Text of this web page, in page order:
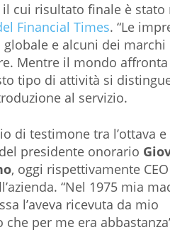
cui risultato finale è stato
Financial Times. “Le
e alcuni dei marchi
Mentre il mondo
tipo di attività si
al servizio.
di testimone tra l’ottava e
presidente onorario
, oggi rispettivamente
“Nel 1975 mia
l’aveva ricevuta da mio
per me era